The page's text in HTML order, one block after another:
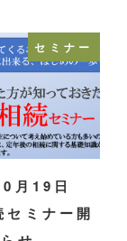
セミナー
月19日
ミナー開